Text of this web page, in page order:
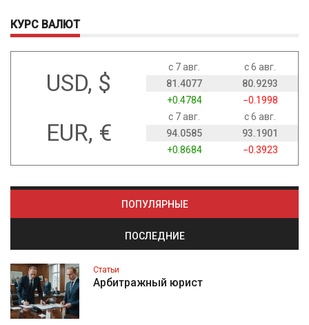
КУРС ВАЛЮТ
USD, $
с 7 авг.
с 6 авг.
81.4077
80.9293
+0.4784
−0.1998
EUR, €
с 7 авг.
с 6 авг.
94.0585
93.1901
+0.8684
−0.3923
ПОПУЛЯРНЫЕ
ПОСЛЕДНИЕ
Статьи
Арбитражный юрист